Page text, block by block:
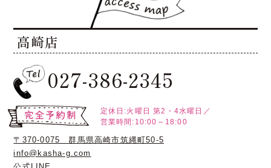
高崎店
027-386-2345
定休日:火曜日 第2・4水曜日／
営業時間:10:00～18:00
〒370-0075 群馬県高崎市筑縄町50-5
info@kasha-g.com